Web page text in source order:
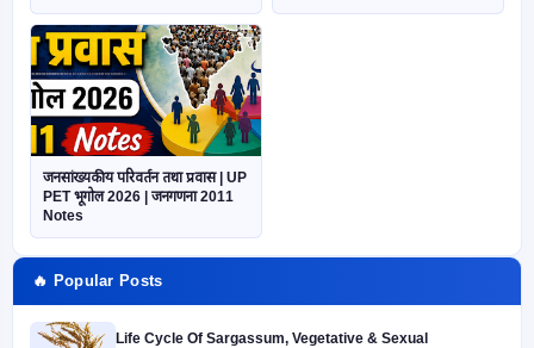
जनसांख्यकीय परिवर्तन तथा प्रवास | UP
PET भूगोल 2026 | जनगणना 2011
Notes
🔥 Popular Posts
Life Cycle Of Sargassum, Vegetative & Sexual